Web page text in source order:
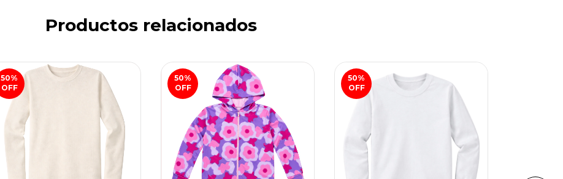
Productos relacionados
50%
OFF
50%
OFF
50%
OFF